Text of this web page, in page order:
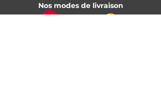
Nos modes de livraison